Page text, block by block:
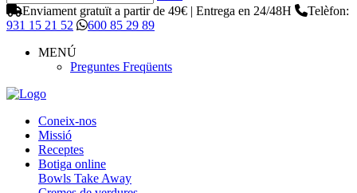
Enviament gratuït a partir de 49€ | Entrega en 24/48H
Telèfon:
931 15 21 52
600 85 29 89
MENÚ
Preguntes Freqüents
Coneix-nos
Missió
Receptes
Botiga online
Bowls Take Away